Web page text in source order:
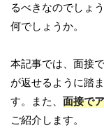
るべきなのでしょ
何でしょうか。
本記事では、面接
が返せるように踏
す。また、 面接で
ご紹介します。